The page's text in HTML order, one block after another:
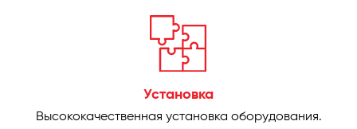
Установка
Высококачественная установка оборудования.